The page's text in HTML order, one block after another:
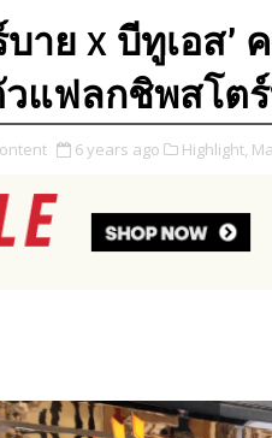
ร์บาย x บีทูเอส
วแฟลกชิพสโต
6 years ago Highlight,